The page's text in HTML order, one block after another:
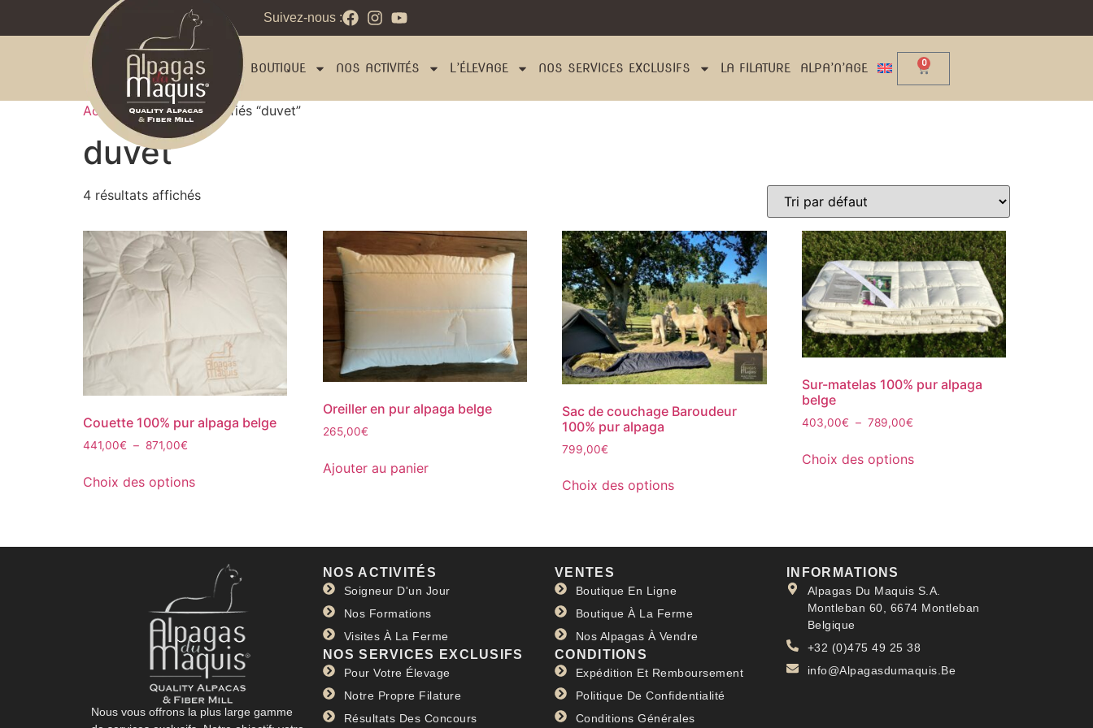
Suivez-nous :
BOUTIQUE NOS ACTIVITÉS L’ÉLEVAGE NOS SERVICES EXCLUSIFS LA FILATURE ALPA’N’AGE 0
Accueil / Produits identifiés “duvet”
duvet
4 résultats affichés
Couette 100% pur alpaga belge
441,00€ – 871,00€
Choix des options
Oreiller en pur alpaga belge
265,00€
Ajouter au panier
Sac de couchage Baroudeur
100% pur alpaga
799,00€
Choix des options
Sur-matelas 100% pur alpaga
belge
403,00€ – 789,00€
Choix des options
Nous vous offrons la plus large gamme
NOS ACTIVITÉS
Soigneur D'un Jour
Nos Formations
Visites À La Ferme
NOS SERVICES EXCLUSIFS
Pour Votre Élevage
Notre Propre Filature
Résultats Des Concours
VENTES
Boutique En Ligne
Boutique À La Ferme
Nos Alpagas À Vendre
CONDITIONS
Expédition Et Remboursement
Politique De Confidentialité
Conditions Générales
INFORMATIONS
Alpagas Du Maquis S.A.
Montleban 60, 6674 Montleban
Belgique
+32 (0)475 49 25 38
info@Alpagasdumaquis.Be